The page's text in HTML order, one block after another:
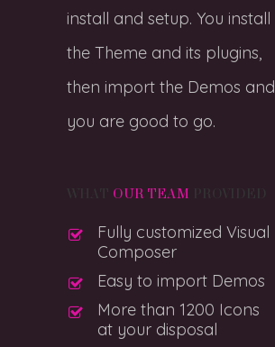
install and setup. You install
the Theme and its plugins,
then import the Demos and
you are good to go.
WHAT OUR TEAM PROVIDED
Fully customized Visual
Composer
Easy to import Demos
More than 1200 Icons
at your disposal